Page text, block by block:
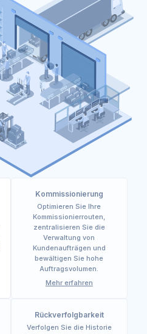
Kommissionierung
Optimieren Sie Ihre
Kommissionierrouten,
zentralisieren Sie die
Verwaltung von
Kundenaufträgen und
bewältigen Sie hohe
Auftragsvolumen.
Mehr erfahren
Rückverfolgbarkeit
Verfolgen Sie die Historie